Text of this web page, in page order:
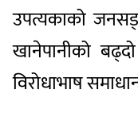
उपत्यकाको
खानेपानीको
विरोधाभाष